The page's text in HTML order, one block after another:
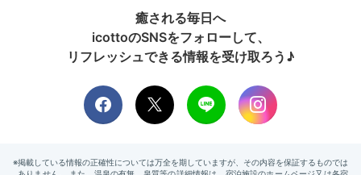
癒される毎日へ
icottoのSNSをフォローして、
リフレッシュできる情報を受け取ろう♪